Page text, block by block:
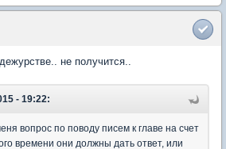
не получится..
- 19:22:
вопрос по поводу писем к главе на счет
времени они должны дать ответ, или